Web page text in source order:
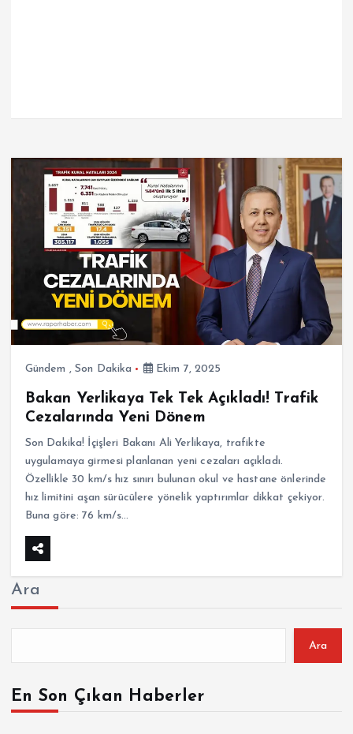
Gündem , Son Dakika Ekim 7, 2025
Bakan Yerlikaya Tek Tek Açıkladı! Trafik
Cezalarında Yeni Dönem
Son Dakika! İçişleri Bakanı Ali Yerlikaya, trafikte
uygulamaya girmesi planlanan yeni cezaları açıkladı.
Özellikle 30 km/s hız sınırı bulunan okul ve hastane önlerinde
hız limitini aşan sürücülere yönelik yaptırımlar dikkat çekiyor.
Buna göre: 76 km/s…
Ara
Ara
En Son Çıkan Haberler